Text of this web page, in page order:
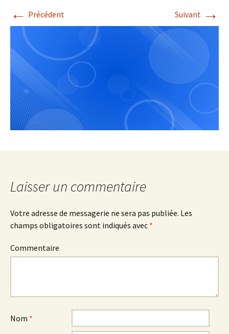
← Précédent Suivant →
Laisser un commentaire
Votre adresse de messagerie ne sera pas publiée. Les
champs obligatoires sont indiqués avec *
Commentaire
Nom *